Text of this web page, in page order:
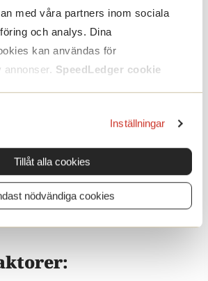
med våra partners inom sociala
och analys. Dina
kan användas för
annonser. SpeedLedger cookie
Inställningar
Tillåt alla cookies
nödvändiga cookies
Under tillväxtperioder
behöva ta mer lån, vilket tillfälligt
Företag som regelbundet
soliditet.
Företag som tar ut en stor
vinsten kan ha lägre soliditet
kapital återinvesteras.